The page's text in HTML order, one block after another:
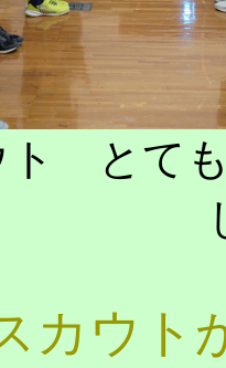
とても
カウ